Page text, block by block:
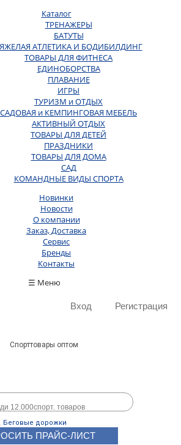
Каталог
ТРЕНАЖЕРЫ
БАТУТЫ
АТЛЕТИКА И БОДИБИЛДИНГ
ТОВАРЫ ДЛЯ ФИТНЕСА
ЕДИНОБОРСТВА
ПЛАВАНИЕ
ИГРЫ
ТУРИЗМ и ОТДЫХ
САДОВАЯ и КЕМПИНГОВАЯ МЕБЕЛЬ
АКТИВНЫЙ ОТДЫХ
ТОВАРЫ ДЛЯ ДЕТЕЙ
ПРАЗДНИКИ
ТОВАРЫ ДЛЯ ДОМА
САД
КОМАНДНЫЕ ВИДЫ СПОРТА
Новинки
Новости
О компании
Заказ, Доставка
Сервис
Бренды
Контакты
☰ Меню
Вход Регистрация
Спорттовары оптом
Беговые дорожки
ПРАЙС-ЛИСТ